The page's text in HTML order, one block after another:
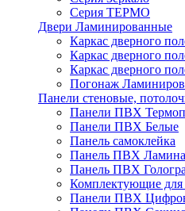
Серия ТЕРМО
Двери Ламинированные
Каркас дверного
Каркас дверного
Каркас дверного
Погонаж
Панели стеновые,
Панели ПВХ
Панели ПВХ Белые
Панель самоклейка
Панель ПВХ
Панель ПВХ
Комплектующие
Панели ПВХ